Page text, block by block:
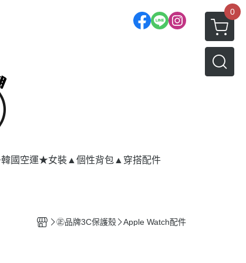
0
國空運★女裝▲個性背包▲穿搭配件
㊣品牌3C保護殼 Apple Watch配件